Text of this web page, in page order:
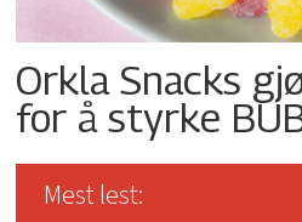
Orkla Snacks
for å styrke
Mest lest: